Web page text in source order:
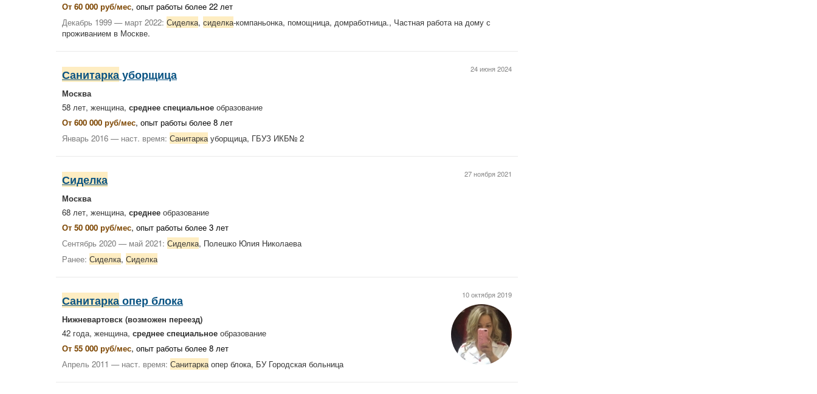
От 60 000 руб/мес, опыт работы более 22 лет
Декабрь 1999 — март 2022: Сиделка, сиделка-компаньонка, помощница, домработница., Частная работа на дому с
проживанием в Москве.
24 июня 2024
Санитарка уборщица
Москва
58 лет, женщина, среднее специальное образование
От 600 000 руб/мес, опыт работы более 8 лет
Январь 2016 — наст. время: Санитаркауборщица, ГБУЗ ИКБ№ 2
27 ноября 2021
Сиделка
Москва
68 лет, женщина, среднее образование
От 50 000 руб/мес, опыт работы более 3 лет
Сентябрь 2020 — май 2021: Сиделка, Полешко Юлия Николаева
Ранее: Сиделка, Сиделка
10 октября 2019
Санитарка опер блока
Нижневартовск (возможен переезд)
42 года, женщина, среднее специальное образование
От 55 000 руб/мес, опыт работы более 8 лет
Апрель 2011 — наст. время: Санитаркаопер блока, БУ Городская больница